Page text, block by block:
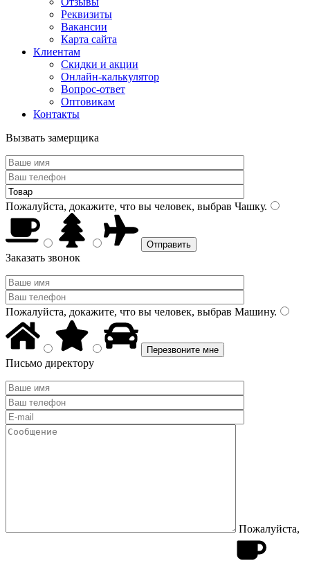
Реквизиты
Вакансии
Карта сайта
Клиентам
Скидки и акции
Онлайн-калькулятор
Вопрос-ответ
Оптовикам
Контакты
Вызвать замерщика
Пожалуйста, докажите, что вы человек, выбрав Чашку.
Заказать звонок
Пожалуйста, докажите, что вы человек, выбрав Машину.
Письмо директору
Пожалуйста,